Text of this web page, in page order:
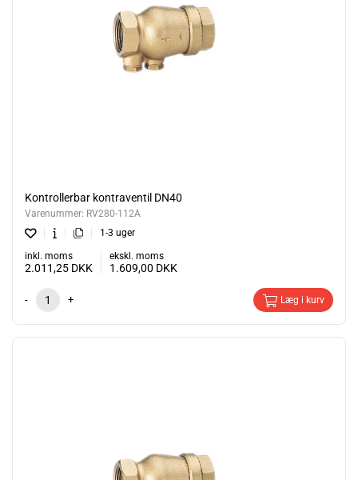
Kontrollerbar kontraventil DN40
Varenummer: RV280-112A
1-3 uger
inkl. moms
2.011,25 DKK
ekskl. moms
1.609,00 DKK
- + Læg i kurv